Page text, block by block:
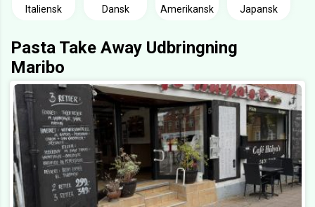
Italiensk Dansk Amerikansk Japansk
Pasta Take Away Udbringning
Maribo